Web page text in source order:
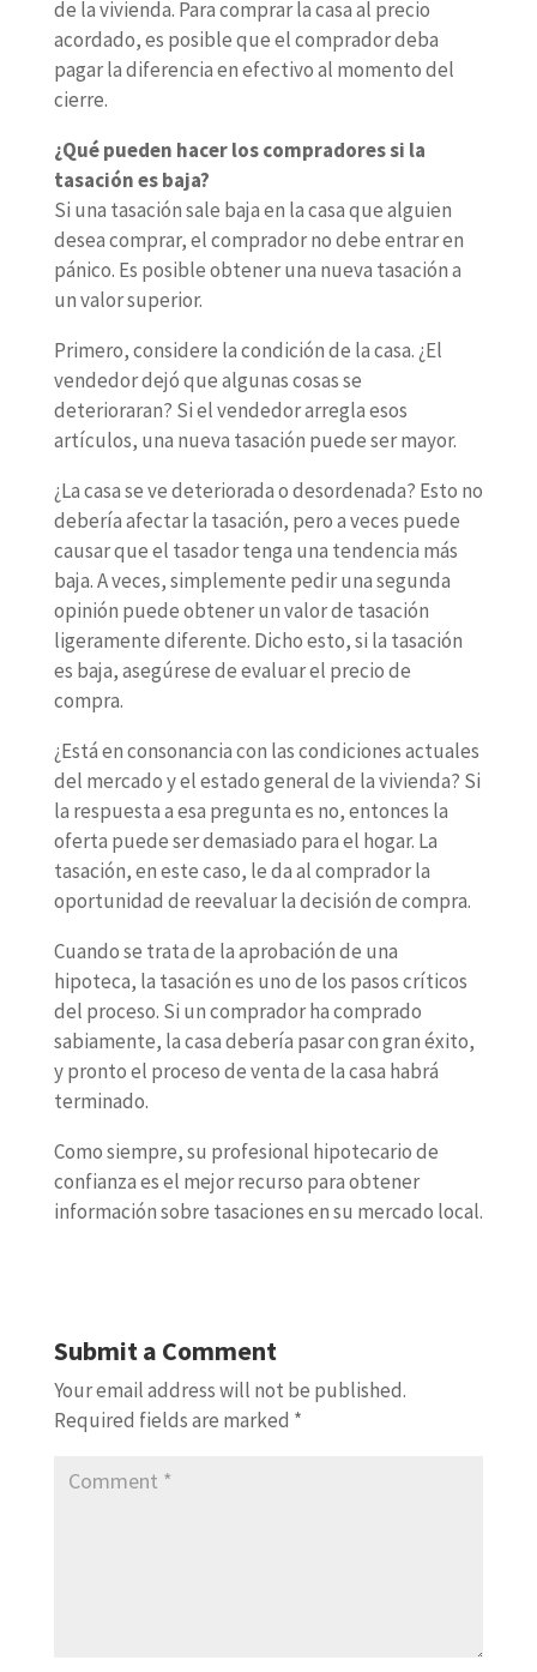
de la vivienda. Para comprar la casa al precio
acordado, es posible que el comprador deba
pagar la diferencia en efectivo al momento del
cierre.
¿Qué pueden hacer los compradores si la
tasación es baja?
Si una tasación sale baja en la casa que alguien
desea comprar, el comprador no debe entrar en
pánico. Es posible obtener una nueva tasación a
un valor superior.
Primero, considere la condición de la casa. ¿El
vendedor dejó que algunas cosas se
deterioraran? Si el vendedor arregla esos
artículos, una nueva tasación puede ser mayor.
¿La casa se ve deteriorada o desordenada? Esto no
debería afectar la tasación, pero a veces puede
causar que el tasador tenga una tendencia más
baja. A veces, simplemente pedir una segunda
opinión puede obtener un valor de tasación
ligeramente diferente. Dicho esto, si la tasación
es baja, asegúrese de evaluar el precio de
compra.
¿Está en consonancia con las condiciones actuales
del mercado y el estado general de la vivienda? Si
la respuesta a esa pregunta es no, entonces la
oferta puede ser demasiado para el hogar. La
tasación, en este caso, le da al comprador la
oportunidad de reevaluar la decisión de compra.
Cuando se trata de la aprobación de una
hipoteca, la tasación es uno de los pasos críticos
del proceso. Si un comprador ha comprado
sabiamente, la casa debería pasar con gran éxito,
y pronto el proceso de venta de la casa habrá
terminado.
Como siempre, su profesional hipotecario de
confianza es el mejor recurso para obtener
información sobre tasaciones en su mercado local.
Submit a Comment
Your email address will not be published.
Required fields are marked *